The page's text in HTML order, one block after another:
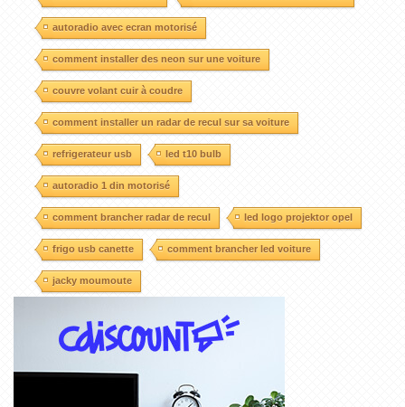
autoradio avec ecran motorisé
comment installer des neon sur une voiture
couvre volant cuir à coudre
comment installer un radar de recul sur sa voiture
refrigerateur usb led t10 bulb
autoradio 1 din motorisé
comment brancher radar de recul led logo projektor opel
frigo usb canette comment brancher led voiture
jacky moumoute